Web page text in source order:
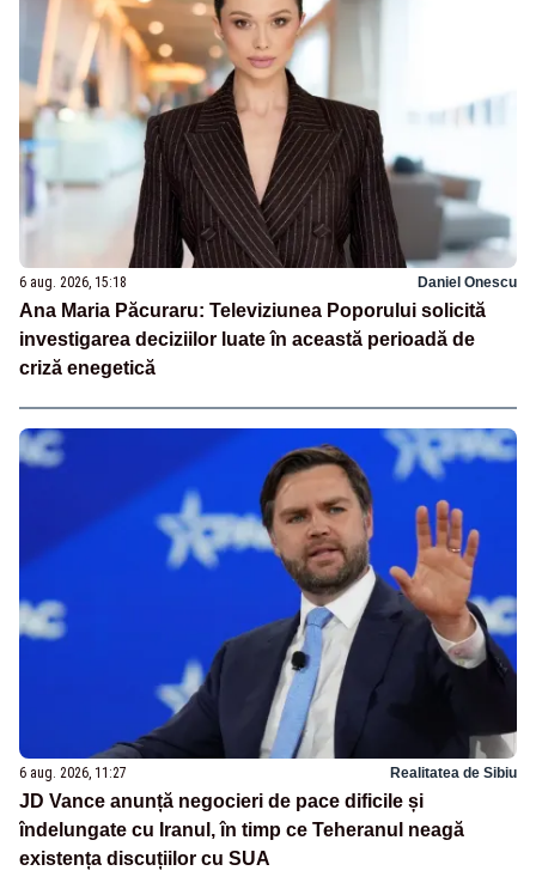
6 aug. 2026, 15:18 Daniel Onescu
Ana Maria Păcuraru: Televiziunea Poporului solicită
investigarea deciziilor luate în această perioadă de
criză enegetică
6 aug. 2026, 11:27 Realitatea de Sibiu
JD Vance anunță negocieri de pace dificile și
îndelungate cu Iranul, în timp ce Teheranul neagă
existența discuțiilor cu SUA